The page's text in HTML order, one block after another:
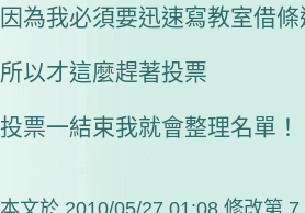
因為我必須要迅速寫教室借
所以才這麼趕著投票
投票一結束我就會整理名單！
本文於 2010/05/27 01:08 修改第 7